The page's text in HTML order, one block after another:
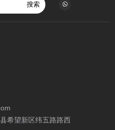
搜索
希望新区纬五路路西